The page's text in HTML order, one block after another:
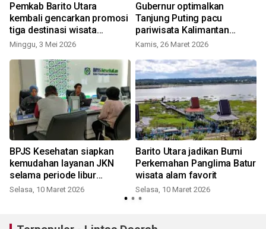
Pemkab Barito Utara
kembali gencarkan promosi
tiga destinasi wisata
unggulan pada awal Mei
Minggu, 3 Mei 2026
Gubernur optimalkan
Tanjung Puting pacu
pariwisata Kalimantan
Tengah
Kamis, 26 Maret 2026
BPJS Kesehatan siapkan
kemudahan layanan JKN
selama periode libur
Lebaran 2026
Selasa, 10 Maret 2026
Barito Utara jadikan Bumi
Perkemahan Panglima Batur
wisata alam favorit
Selasa, 10 Maret 2026